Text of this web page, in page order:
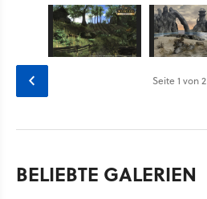
Seite1 von 2
BELIEBTE GALERIEN